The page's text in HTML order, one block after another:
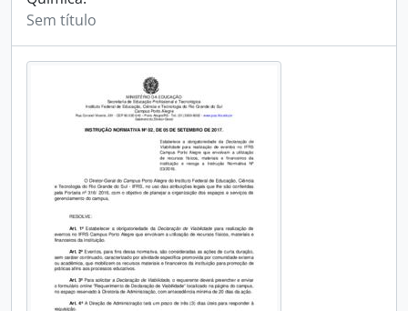
Sem título